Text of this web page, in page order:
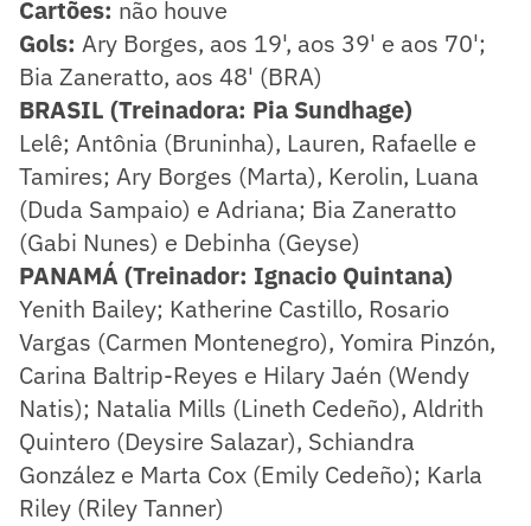
Cartões: não houve
Gols: Ary Borges, aos 19', aos 39' e aos 70';
Bia Zaneratto, aos 48' (BRA)
BRASIL (Treinadora: Pia Sundhage)
Lelê; Antônia (Bruninha), Lauren, Rafaelle e
Tamires; Ary Borges (Marta), Kerolin, Luana
(Duda Sampaio) e Adriana; Bia Zaneratto
(Gabi Nunes) e Debinha (Geyse)
PANAMÁ (Treinador: Ignacio Quintana)
Yenith Bailey; Katherine Castillo, Rosario
Vargas (Carmen Montenegro), Yomira Pinzón,
Carina Baltrip-Reyes e Hilary Jaén (Wendy
Natis); Natalia Mills (Lineth Cedeño), Aldrith
Quintero (Deysire Salazar), Schiandra
González e Marta Cox (Emily Cedeño); Karla
Riley (Riley Tanner)